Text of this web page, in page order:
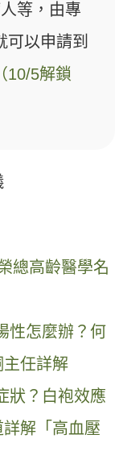
等，由專
可以申請到
10/5解鎖
總高齡醫學名
性怎麼辦？何
主任詳解
狀？白袍效應
解「高血壓